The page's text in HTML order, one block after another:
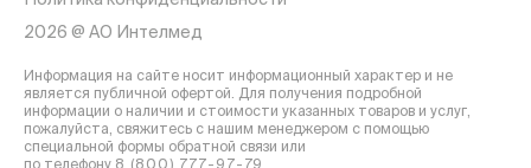
2026 @ АО Интелмед
Информация на сайте носит информационный характер и не
является публичной офертой. Для получения подробной
информации о наличии и стоимости указанных товаров и услуг,
пожалуйста, свяжитесь с нашим менеджером с помощью
специальной формы обратной связи или
по телефону 8 (800) 777-97-79